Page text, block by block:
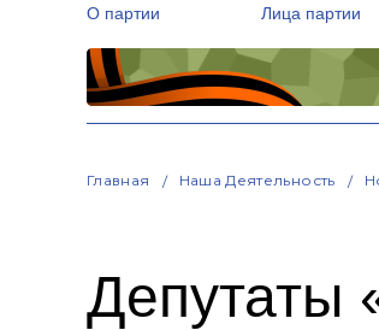
О партии Лица партии
Главная Наша Деятельность
Депутаты